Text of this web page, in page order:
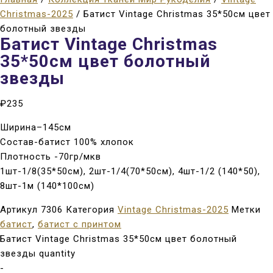
Christmas-2025 / Батист Vintage Christmas 35*50см цвет
болотный звезды
Батист Vintage Christmas
35*50см цвет болотный
звезды
₽235
Ширина–145см
Состав-батист 100% хлопок
Плотность -70гр/мкв
1шт-1/8(35*50см), 2шт-1/4(70*50см), 4шт-1/2 (140*50),
8шт-1м (140*100см)
Артикул 7306 Категория Vintage Christmas-2025 Метки
батист, батист с принтом
Батист Vintage Christmas 35*50см цвет болотный
звезды quantity
-